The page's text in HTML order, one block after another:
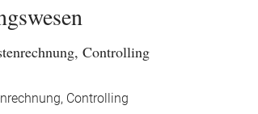
Controlling
Controlling